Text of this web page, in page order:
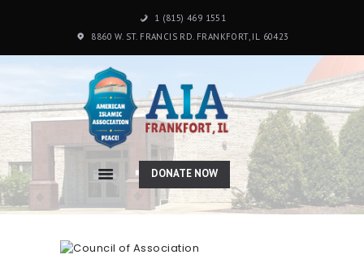
1 (815) 469 1551
8860 W. ST. FRANCIS RD. FRANKFORT, IL 60423
DONATE NOW
HOME
ABOUT US
PROGRAMS
SCHOOL
PHOTO GALLERY
CONTACTS